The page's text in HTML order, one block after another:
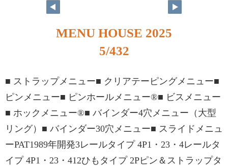
MENU HOUSE 2025
5/432
■ ストラップメニュー■ クリアテーピングメニュー■
ピンメニュー■ ピンホールメニュー®■ ビスメニュー
■ ホックメニュー®■ バインダー4穴メニュー（大型
リング）■ バインダー30穴メニュー■ スライドメニュ
ーPAT1989年開発3レールタイプ 4P1・23・4レールタ
イプ 4P1・23・412ひもタイプ 2Pピン＆ストラップタ